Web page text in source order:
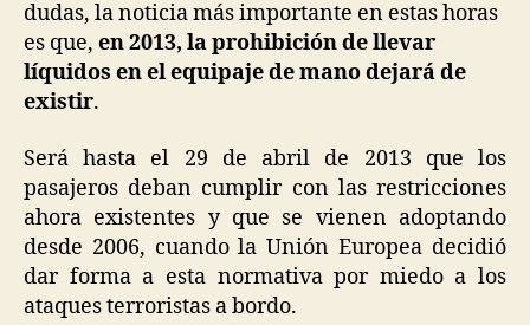
dudas, la noticia más importante en estas horas
es que, en 2013, la prohibición de llevar
líquidos en el equipaje de mano dejará de
existir.
Será hasta el 29 de abril de 2013 que los
pasajeros deban cumplir con las restricciones
ahora existentes y que se vienen adoptando
desde 2006, cuando la Unión Europea decidió
dar forma a esta normativa por miedo a los
ataques terroristas a bordo.